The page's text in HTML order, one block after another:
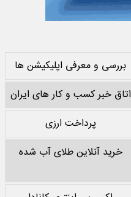
بررسی و معرفی اپلیکیشن ها
اتاق خبر کسب و کار های ایران
پرداخت ارزی
خرید آنلاین طلای آب شده